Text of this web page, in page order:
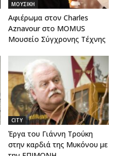
ΜΟΥΣΙΚΗ
Αφιέρωμα στον Charles
Aznavour στο MOMUS
Μουσείο Σύγχρονης Τέχνης
CITY
Έργα του Γιάννη Τρούκη
στην καρδιά της Μυκόνου με